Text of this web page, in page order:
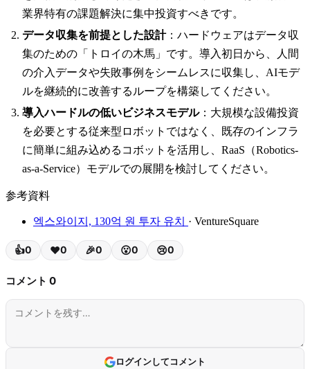
業界特有の課題解決に集中投資すべきです。
データ収集を前提とした設計：ハードウェアはデータ収
集のための「トロイの木馬」です。導入初日から、人間
の介入データや失敗事例をシームレスに収集し、AIモデ
ルを継続的に改善するループを構築してください。
導入ハードルの低いビジネスモデル：大規模な設備投資
を必要とする従来型ロボットではなく、既存のインフラ
に簡単に組み込めるコボットを活用し、RaaS（Robotics-
as-a-Service）モデルでの展開を検討してください。
参考資料
엑스와이지, 130억 원 투자 유치 · VentureSquare